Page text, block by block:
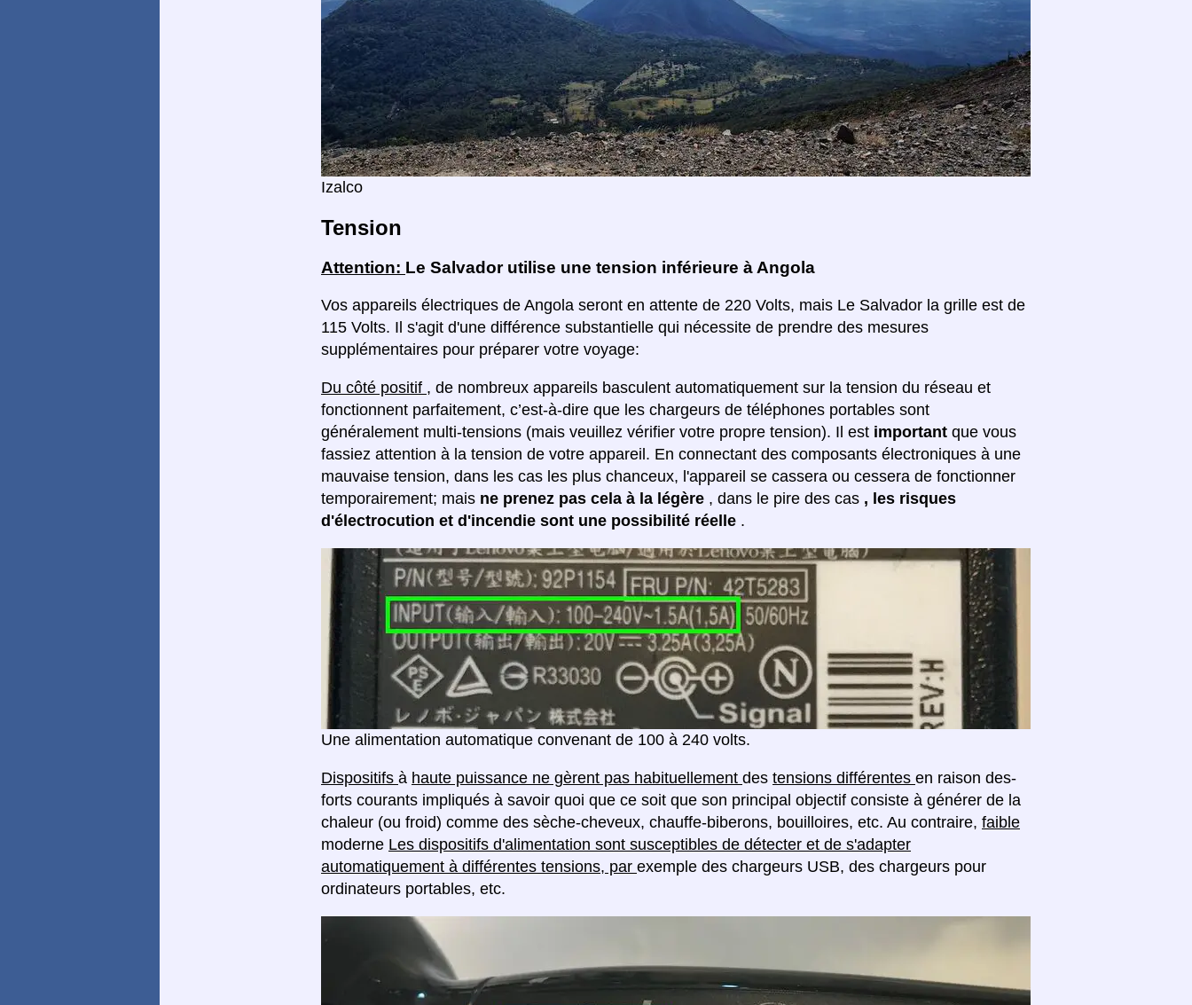
Izalco
Tension
Attention: Le Salvador utilise une tension inférieure à Angola
Vos appareils électriques de Angola seront en attente de 220 Volts, mais Le Salvador la grille est de
115 Volts. Il s'agit d'une différence substantielle qui nécessite de prendre des mesures
supplémentaires pour préparer votre voyage:
Du côté positif , de nombreux appareils basculent automatiquement sur la tension du réseau et
fonctionnent parfaitement, c’est-à-dire que les chargeurs de téléphones portables sont
généralement multi-tensions (mais veuillez vérifier votre propre tension). Il est important que vous
fassiez attention à la tension de votre appareil. En connectant des composants électroniques à une
mauvaise tension, dans les cas les plus chanceux, l'appareil se cassera ou cessera de fonctionner
temporairement; mais ne prenez pas cela à la légère , dans le pire des cas , les risques
d'électrocution et d'incendie sont une possibilité réelle .
Une alimentation automatique convenant de 100 à 240 volts.
Dispositifs à haute puissance ne gèrent pas habituellement des tensions différentes en raison des-
forts courants impliqués à savoir quoi que ce soit que son principal objectif consiste à générer de la
chaleur (ou froid) comme des sèche-cheveux, chauffe-biberons, bouilloires, etc. Au contraire, faible
moderne Les dispositifs d'alimentation sont susceptibles de détecter et de s'adapter
automatiquement à différentes tensions, par exemple des chargeurs USB, des chargeurs pour
ordinateurs portables, etc.